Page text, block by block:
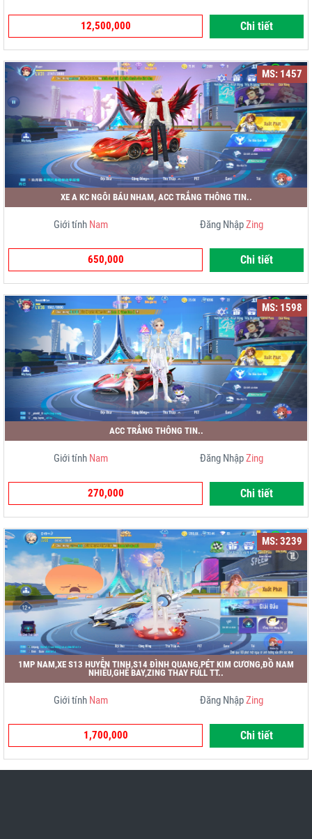
12,500,000 Chi tiết
MS: 1457
XE A KC NGÔI BÁU NHAM, ACC TRẮNG THÔNG TIN..
Giới tính Nam Đăng NhậpZing
650,000 Chi tiết
MS: 1598
ACC TRẮNG THÔNG TIN..
Giới tính Nam Đăng NhậpZing
270,000 Chi tiết
MS: 3239
1MP NAM,XE S13 HUYỄN TINH,S14 ĐÌNH QUANG,PÉT KIM CƯƠNG,ĐỒ NAM
NHIỀU,GHẾ BAY,ZING THAY FULL TT..
Giới tính Nam Đăng NhậpZing
1,700,000 Chi tiết